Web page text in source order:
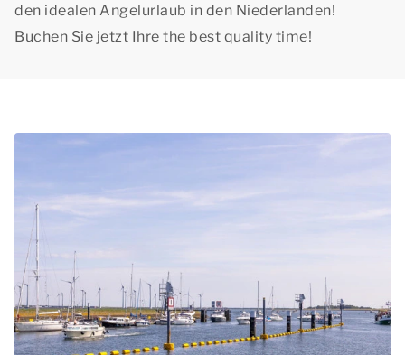
den idealen Angelurlaub in den Niederlanden!
Buchen Sie jetzt Ihre the best quality time!